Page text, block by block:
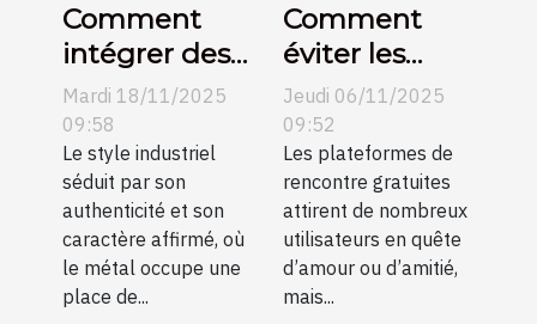
Comment
intégrer des
éléments
métalliques
dans un salon
industriel ?
Mardi 18/11/2025
09:58
Le style industriel
séduit par son
authenticité et son
caractère affirmé, où
le métal occupe une
place de...
Comment
éviter les
pièges des
plateformes
de rencontre
gratuites ?
Jeudi 06/11/2025
09:52
Les plateformes de
rencontre gratuites
attirent de nombreux
utilisateurs en quête
d’amour ou d’amitié,
mais...